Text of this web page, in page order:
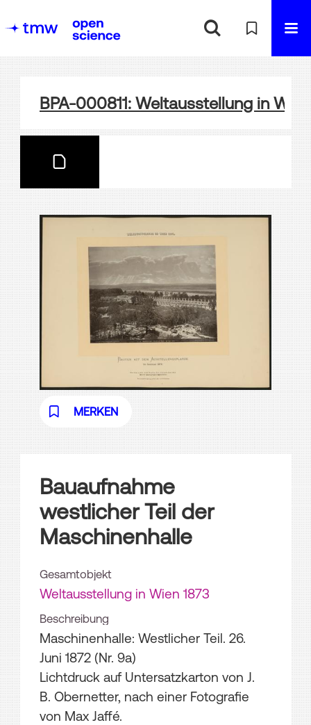
BPA-000811: Weltausstellung in
MERKEN
Bauaufnahme
westlicher Teil der
Maschinenhalle
Gesamtobjekt
Weltausstellung in Wien 1873
Beschreibung
Maschinenhalle: Westlicher Teil. 26.
Juni 1872 (Nr. 9a)
Lichtdruck auf Untersatzkarton von J.
B. Obernetter, nach einer Fotografie
von Max Jaffé.